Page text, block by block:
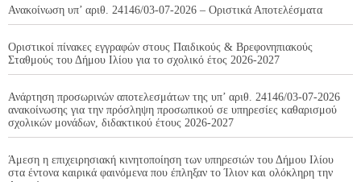
Ανακοίνωση υπ’ αριθ. 24146/03-07-2026 – Οριστικά Αποτελέσματα
Οριστικοί πίνακες εγγραφών στους Παιδικούς & Βρεφονηπιακούς
Σταθμούς του Δήμου Ιλίου για το σχολικό έτος 2026-2027
Ανάρτηση προσωρινών αποτελεσμάτων της υπ’ αριθ. 24146/03-07-2026
ανακοίνωσης για την πρόσληψη προσωπικού σε υπηρεσίες καθαρισμού
σχολικών μονάδων, διδακτικού έτους 2026-2027
Άμεση η επιχειρησιακή κινητοποίηση των υπηρεσιών του Δήμου Ιλίου
στα έντονα καιρικά φαινόμενα που έπληξαν το Ίλιον και ολόκληρη την